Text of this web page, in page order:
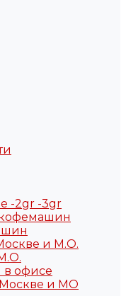
-2gr -3gr
кофемашин
и М.О.
офисе
и МО